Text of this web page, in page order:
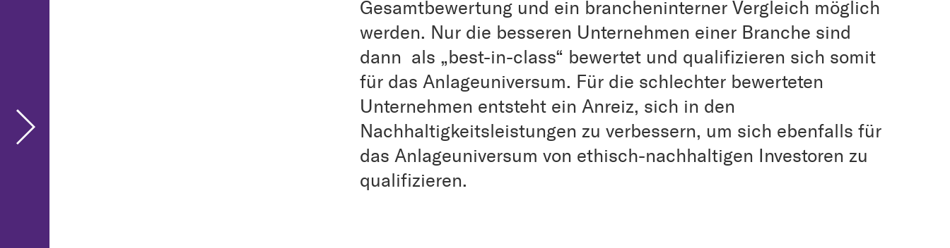
Gesamtbewertung und ein brancheninterner Vergleich möglich
werden. Nur die besseren Unternehmen einer Branche sind
dann als „best-in-class“ bewertet und qualifizieren sich somit
für das Anlageuniversum. Für die schlechter bewerteten
Unternehmen entsteht ein Anreiz, sich in den
Nachhaltigkeitsleistungen zu verbessern, um sich ebenfalls für
das Anlageuniversum von ethisch-nachhaltigen Investoren zu
qualifizieren.